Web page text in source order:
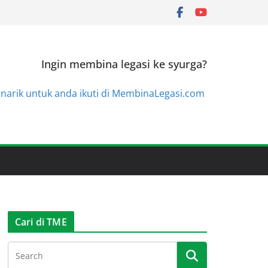
Ingin membina legasi ke syurga?
untuk anda ikuti di MembinaLegasi.com
Cari di TME